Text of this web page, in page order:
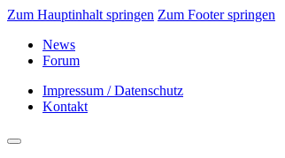
Zum Hauptinhalt springen Zum Footer springen
News
Forum
Impressum / Datenschutz
Kontakt